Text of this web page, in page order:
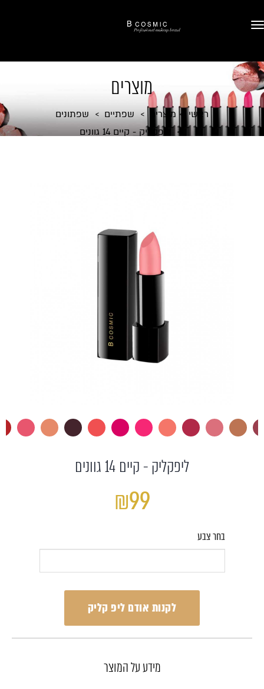
מוצרים
ראשי מוצרים שפתיים
שפתונים
ליפקליק - קיים 14 גוונים
ליפקליק - קיים 14 גוונים
₪99
בחר צבע
לקנות אודם ליפ קליק
מידע על המוצר